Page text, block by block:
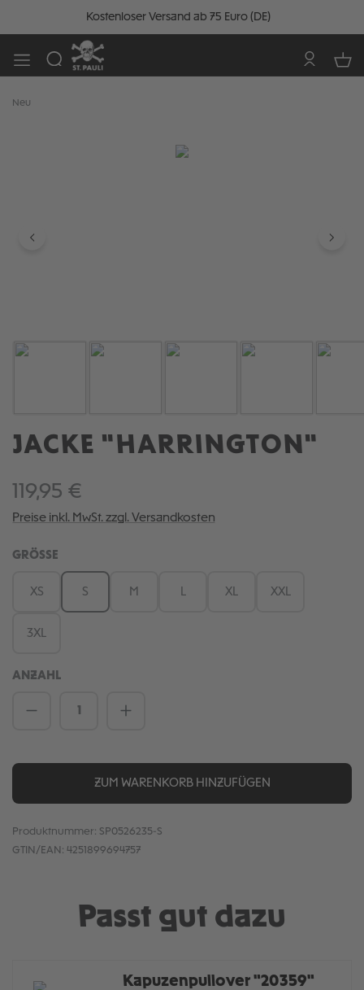
Kostenloser Versand ab 75 Euro (DE)
Neu
JACKE "HARRINGTON"
119,95 €
Preise inkl. MwSt. zzgl. Versandkosten
GRÖSSE
XS S M XL XXL
3XL
ANZAHL
Produkt Anzahl: Gib den gewünschten
ZUM WARENKORB HINZUFÜGEN
Produktnummer: SP0526235-S
GTIN/EAN: 4251899694757
Passt gut dazu
Kapuzenpullover "20359"